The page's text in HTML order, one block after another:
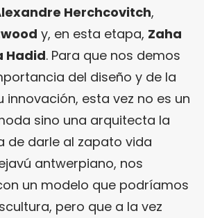
Herchcovitch,
y, en esta etapa, Zaha
Hadid. Para que nos demos
del diseño y de la
innovación, esta vez no es un
sino una arquitecta la
de darle al zapato vida
antwerpiano, nos
un modelo que podríamos
pero que a la vez